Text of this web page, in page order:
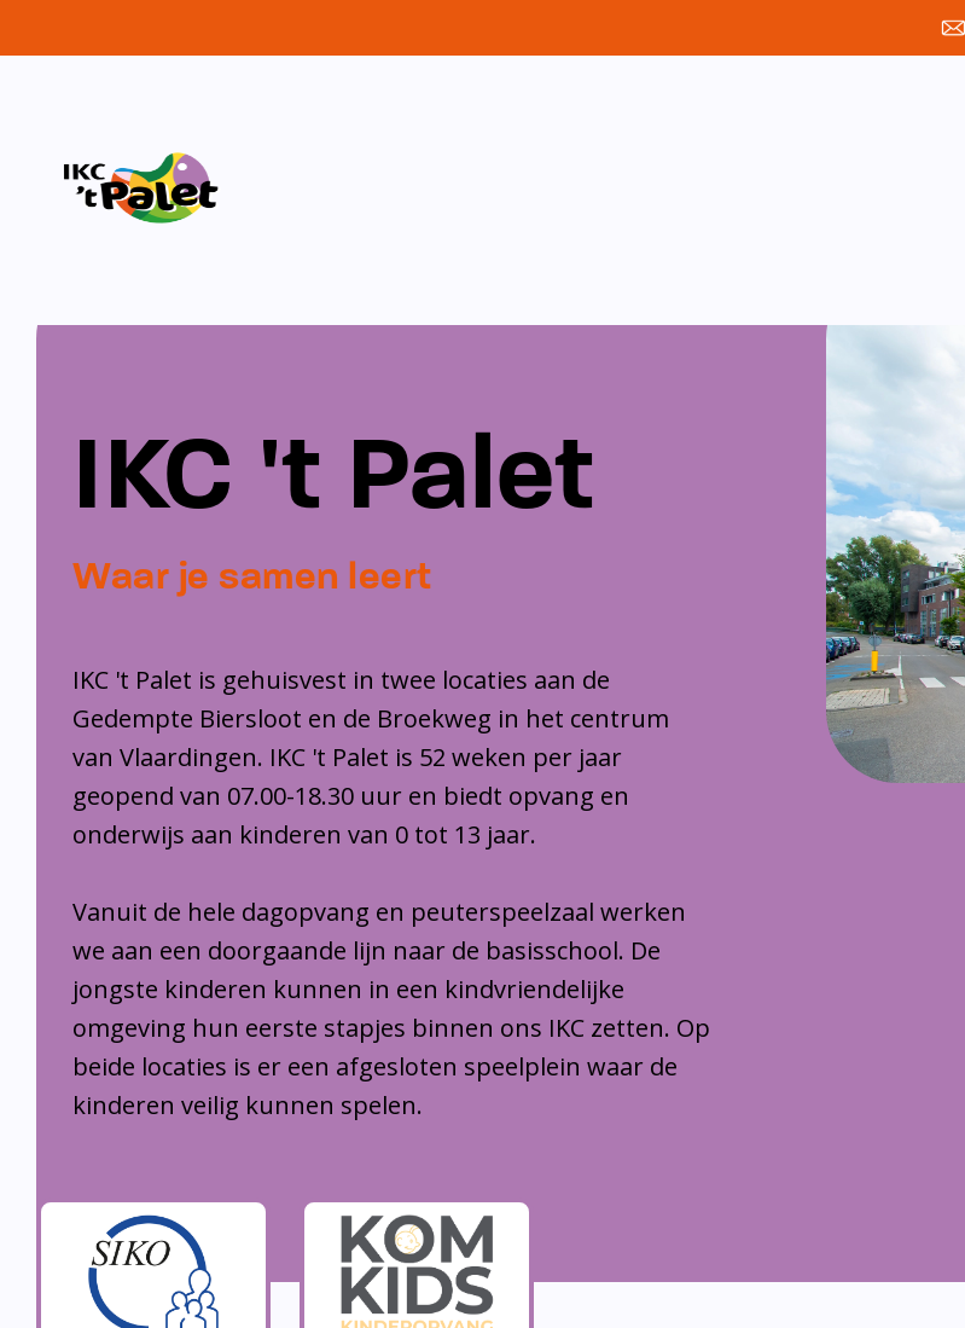
IKC 't Palet
Waar je samen leert
IKC 't Palet is gehuisvest in twee locaties aan de
Gedempte Biersloot en de Broekweg in het centrum
van Vlaardingen. IKC 't Palet is 52 weken per jaar
geopend van 07.00-18.30 uur en biedt opvang en
onderwijs aan kinderen van 0 tot 13 jaar.
Vanuit de hele dagopvang en peuterspeelzaal werken
we aan een doorgaande lijn naar de basisschool. De
jongste kinderen kunnen in een kindvriendelijke
omgeving hun eerste stapjes binnen ons IKC zetten. Op
beide locaties is er een afgesloten speelplein waar de
kinderen veilig kunnen spelen.